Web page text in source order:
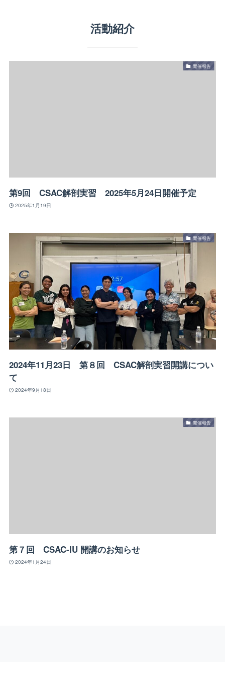
活動紹介
開催報告
第9回 CSAC解剖実習 2025年5月24日開催予定
2025年1月19日
開催報告
2024年11月23日 第８回 CSAC解剖実習開講につい
て
2024年9月18日
開催報告
第７回 CSAC-IU 開講のお知らせ
2024年1月24日